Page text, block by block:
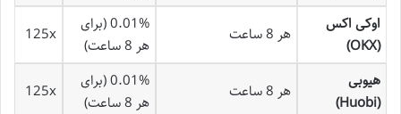
اوکی اکس
(OKX)
هر 8 ساعت
0.01% (برای
هر 8 ساعت)
125x
هیوبی
(Huobi)
هر 8 ساعت
0.01% (برای
هر 8 ساعت)
125x